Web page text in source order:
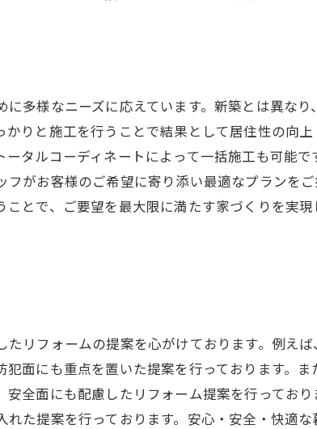
多様なニーズに応えています。新築とは異な
りと施工を行うことで結果として居住性の向
タルコーディネートによって一括施工も可能
がお客様のご希望に寄り添い最適なプランを
とで、ご要望を最大限に満たす家づくりを実
リフォームの提案を心がけております。例え
面にも重点を置いた提案を行っております。
全面にも配慮したリフォーム提案を行ってお
た提案を行っております。安心・安全・快適